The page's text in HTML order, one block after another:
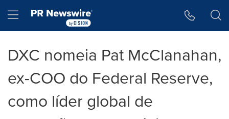
Hamburger menu
DXC nomeia Pat McClanahan,
ex-COO do Federal Reserve,
como líder global de